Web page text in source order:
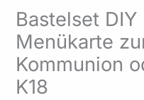
Bastelset DIY
Menükarte
Kommunion
K18
zur
Konfirmation,
Kommunion
oder
Taufe